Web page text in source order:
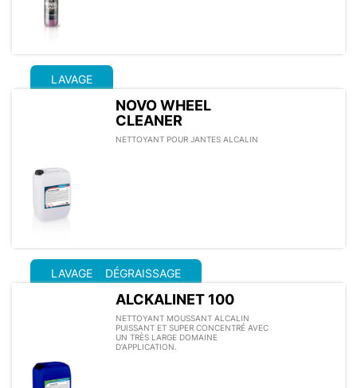
LAVAGE
NOVO WHEEL
CLEANER
NETTOYANT POUR JANTES ALCALIN
LAVAGE DÉGRAISSAGE
ALCKALINET 100
NETTOYANT MOUSSANT ALCALIN
PUISSANT ET SUPER CONCENTRÉ AVEC
UN TRÈS LARGE DOMAINE
D’APPLICATION.